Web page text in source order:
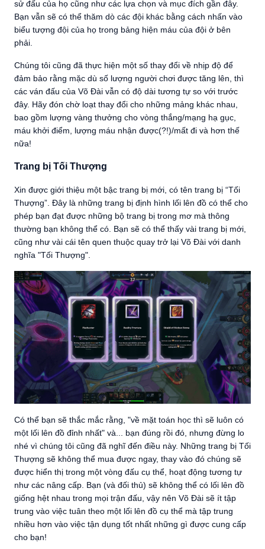
sử đấu của họ cũng như các lựa chọn và mục đích gần đây.
Bạn vẫn sẽ có thể thăm dò các đội khác bằng cách nhấn vào
biểu tượng đội của họ trong bảng hiện máu của đội ở bên
phải.
Chúng tôi cũng đã thực hiện một số thay đổi về nhịp độ để
đảm bảo rằng mặc dù số lượng người chơi được tăng lên, thì
các ván đấu của Võ Đài vẫn có độ dài tương tự so với trước
đây. Hãy đón chờ loạt thay đổi cho những mảng khác nhau,
bao gồm lượng vàng thưởng cho vòng thắng/mạng hạ gục,
máu khởi điểm, lượng máu nhận được(?!)/mất đi và hơn thế
nữa!
Trang bị Tối Thượng
Xin được giới thiệu một bậc trang bị mới, có tên trang bị “Tối
Thượng”. Đây là những trang bị định hình lối lên đồ có thể cho
phép bạn đạt được những bộ trang bị trong mơ mà thông
thường bạn không thể có. Bạn sẽ có thể thấy vài trang bị mới,
cũng như vài cái tên quen thuộc quay trở lại Võ Đài với danh
nghĩa "Tối Thượng".
Có thể bạn sẽ thắc mắc rằng, "về mặt toán học thì sẽ luôn có
một lối lên đồ đỉnh nhất" và... bạn đúng rồi đó, nhưng đừng lo
nhé vì chúng tôi cũng đã nghĩ đến điều này. Những trang bị Tối
Thượng sẽ không thể mua được ngay, thay vào đó chúng sẽ
được hiển thị trong một vòng đấu cụ thể, hoạt động tương tự
như các nâng cấp. Bạn (và đối thủ) sẽ không thể có lối lên đồ
giống hệt nhau trong mọi trận đấu, vậy nên Võ Đài sẽ ít tập
trung vào việc tuân theo một lối lên đồ cụ thể mà tập trung
nhiều hơn vào việc tận dụng tốt nhất những gì được cung cấp
cho bạn!